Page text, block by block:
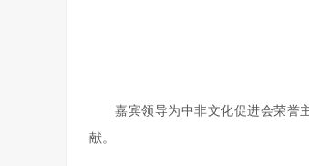
嘉宾领导为中非文化促进会荣誉
献。